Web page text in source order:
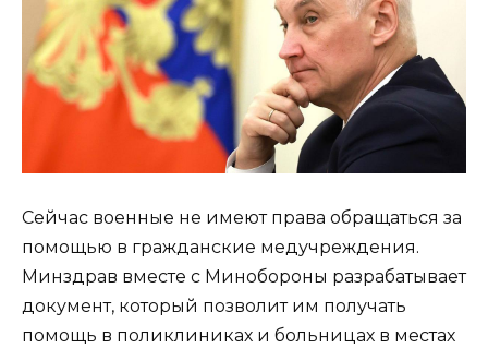
Сейчас военные не имеют права обращаться за
помощью в гражданские медучреждения.
Минздрав вместе с Минобороны разрабатывает
документ, который позволит им получать
помощь в поликлиниках и больницах в местах